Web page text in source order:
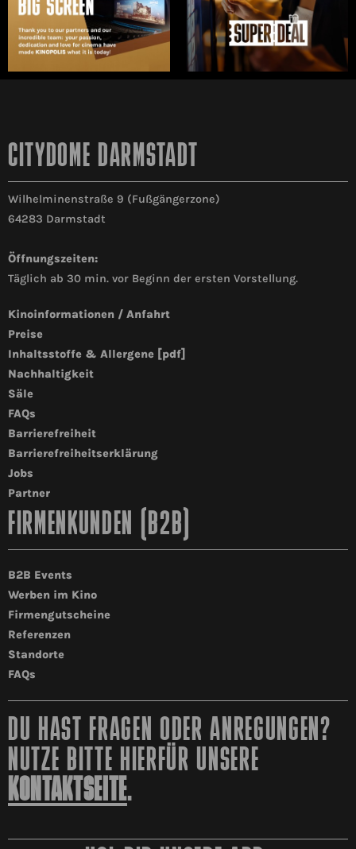
CITYDOME DARMSTADT
Wilhelminenstraße 9 (Fußgängerzone)
64283 Darmstadt
Öffnungszeiten:
Täglich ab 30 min. vor Beginn der ersten Vorstellung.
Kinoinformationen / Anfahrt
Preise
Inhaltsstoffe & Allergene [pdf]
Nachhaltigkeit
Säle
FAQs
Barrierefreiheit
Barrierefreiheitserklärung
Jobs
Partner
FIRMENKUNDEN (B2B)
B2B Events
Werben im Kino
Firmengutscheine
Referenzen
Standorte
FAQs
DU HAST FRAGEN ODER ANREGUNGEN?
NUTZE BITTE HIERFÜR UNSERE
KONTAKTSEITE.